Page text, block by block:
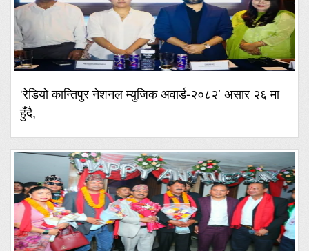
‘रेडियो कान्तिपुर नेशनल म्युजिक अवार्ड-२०८२’ असार २६ मा
हुँदै,